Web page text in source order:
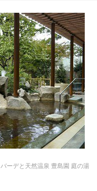
バーデと天然温泉 豊島園 庭の湯